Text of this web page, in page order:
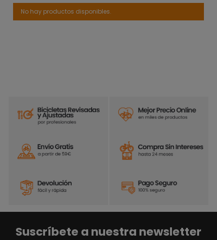
No hay productos disponibles.
Suscríbete a nuestra newsletter